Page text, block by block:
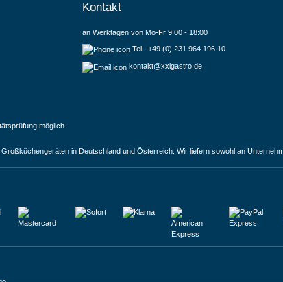
Kontakt
an Werktagen von Mo-Fr 9:00 - 18:00
Tel.: +49 (0) 231 964 196 10
kontakt@xxlgastro.de
möglich.
in Deutschland und Österreich. Wir liefern sowohl an